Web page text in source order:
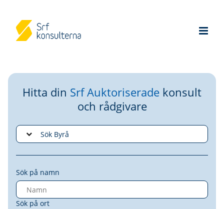
Hitta din Srf Auktoriserade konsult
och rådgivare
Sök på namn
Sök på ort